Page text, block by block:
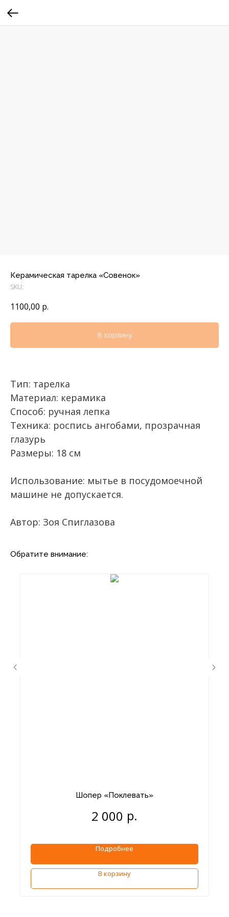
Керамическая тарелка «Совенок»
SKU:
1100,00 р.
В корзину
Тип: тарелка
Материал: керамика
Способ: ручная лепка
Техника: роспись ангобами, прозрачная
глазурь
Размеры: 18 см
Использование: мытье в посудомоечной
машине не допускается.
Автор: Зоя Спиглазова
Обратите внимание:
Шопер «Поклевать»
2 000 р.
Подробнее
В корзину